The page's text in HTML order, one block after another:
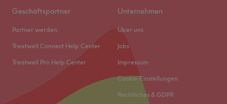
Geschäftspartner
Partner werden
Treatwell Connect Help Center
Treatwell Pro Help Center
Unternehmen
Über uns
Jobs
Impressum
Cookie-Einstellungen
Rechtliches & GDPR